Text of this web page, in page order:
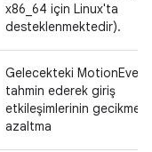
x86_64 için Linux'ta
desteklenmektedir).
Gelecekteki
tahmin ederek giriş
etkileşimlerinin
azaltma